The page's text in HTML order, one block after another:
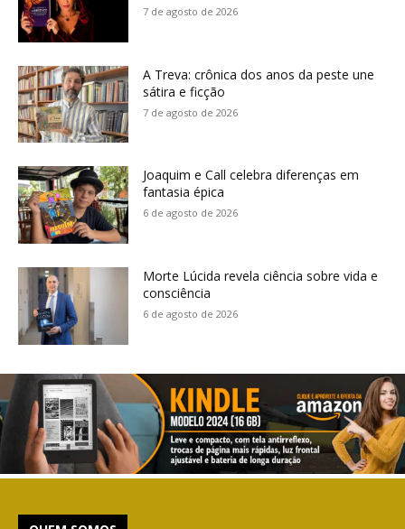
7 de agosto de 2026
A Treva: crônica dos anos da peste une
sátira e ficção
7 de agosto de 2026
Joaquim e Call celebra diferenças em
fantasia épica
6 de agosto de 2026
Morte Lúcida revela ciência sobre vida e
consciência
6 de agosto de 2026